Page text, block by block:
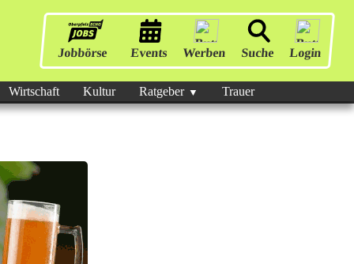
Jobbörse Events Werben Suche Login
Wirtschaft Kultur Ratgeber Trauer